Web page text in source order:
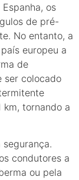
os
de pré-
No entanto, a
europeu a
de
ser colocado
tornando a
condutores a
ou pela